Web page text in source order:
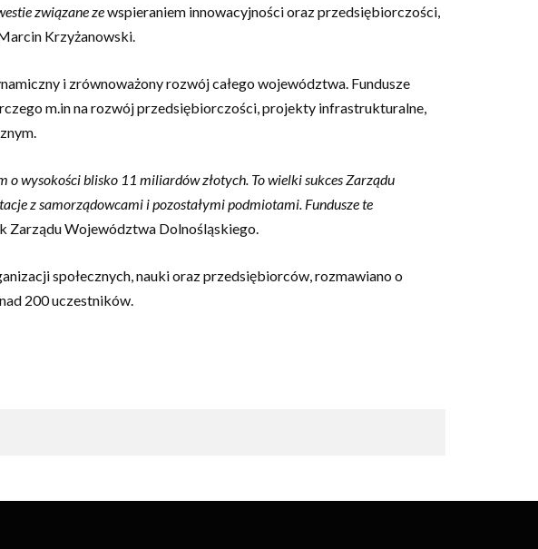
związane zewspieraniem innowacyjności oraz przedsiębiorczości,
Krzyżanowski.
i zrównoważony rozwój całego województwa. Fundusze
m.in na rozwój przedsiębiorczości, projekty infrastrukturalne,
wysokości blisko 11 miliardów złotych. To wielki sukces Zarządu
z samorządowcami i pozostałymi podmiotami. Fundusze te
Zarządu Województwa Dolnośląskiego.
społecznych, nauki oraz przedsiębiorców, rozmawiano o
200 uczestników.